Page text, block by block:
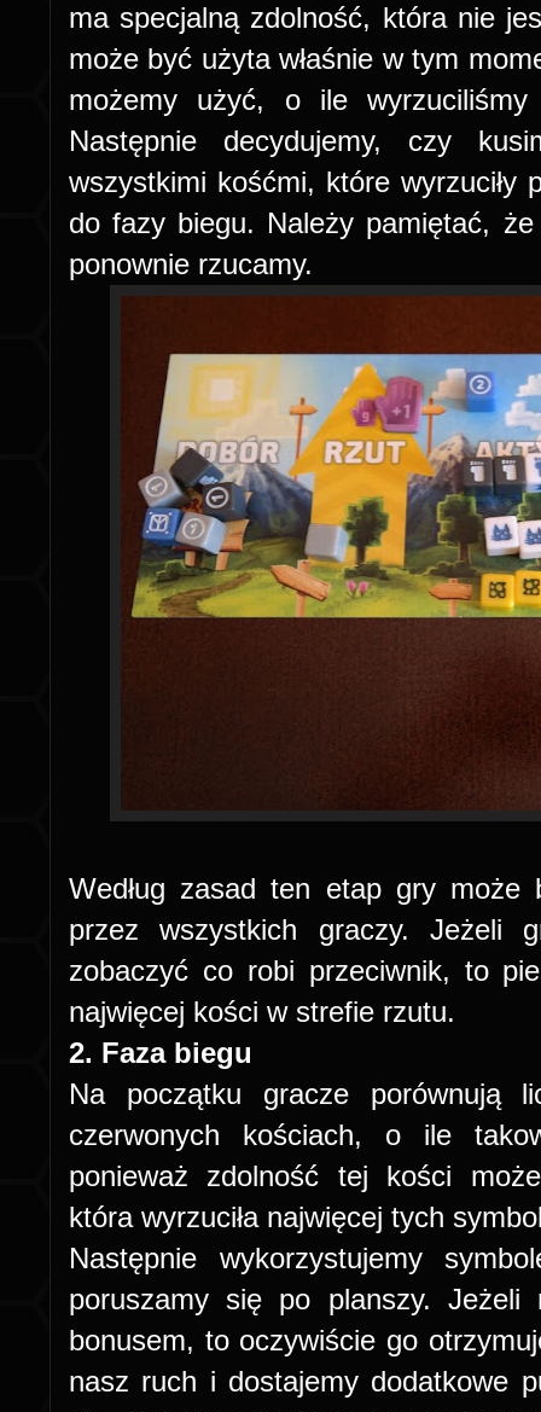
ma specjalną zdolność, która nie
może być użyta właśnie w tym
możemy użyć, o ile
Następnie decydujemy, czy
wszystkimi kośćmi, które wyrzuciły
do fazy biegu. Należy pamiętać,
ponownie rzucamy.
Według zasad ten etap gry może
przez wszystkich graczy. Jeżeli
zobaczyć co robi przeciwnik, to
najwięcej kości w strefie rzutu.
2. Faza biegu
Na początku gracze porównują
czerwonych kościach, o ile
ponieważ zdolność tej kości
która wyrzuciła najwięcej tych
Następnie wykorzystujemy
poruszamy się po planszy.
bonusem, to oczywiście go
nasz ruch i dostajemy dodatkowe